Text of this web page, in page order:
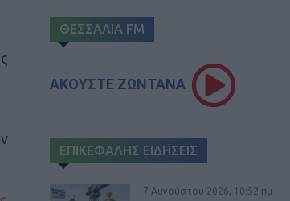
ΘΕΣΣΑΛΙΑ FM
ΑΚΟΥΣΤΕ ΖΩΝΤΑΝΑ
ΕΠΙΚΕΦΑΛΗΣ ΕΙΔΗΣΕΙΣ
7 Αυγούστου 2026, 10:52 πμ